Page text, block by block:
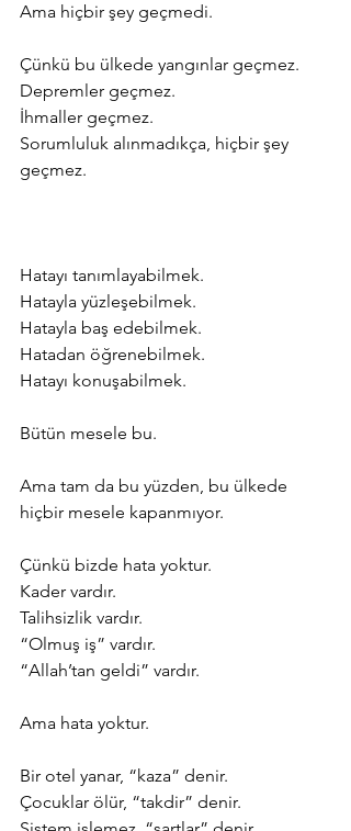
Ama hiçbir şey geçmedi.
Çünkü bu ülkede yangınlar geçmez.
Depremler geçmez.
İhmaller geçmez.
Sorumluluk alınmadıkça, hiçbir şey
geçmez.
Hatayı tanımlayabilmek.
Hatayla yüzleşebilmek.
Hatayla baş edebilmek.
Hatadan öğrenebilmek.
Hatayı konuşabilmek.
Bütün mesele bu.
Ama tam da bu yüzden, bu ülkede
hiçbir mesele kapanmıyor.
Çünkü bizde hata yoktur.
Kader vardır.
Talihsizlik vardır.
“Olmuş iş” vardır.
“Allah’tan geldi” vardır.
Ama hata yoktur.
Bir otel yanar, “kaza” denir.
Çocuklar ölür, “takdir” denir.